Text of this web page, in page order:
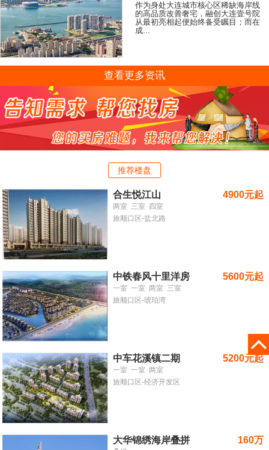
作为身处大连城市核心区稀缺海岸线
的高品质改善奢宅，融创大连壹号院
从最初亮相起便始终备受瞩目；而在
成...
查看更多资讯
推荐楼盘
合生悦江山 4900元起
两室 三室
四室
旅顺口区-盐北路
中铁春风十里洋房 5600元起
一室一室两室 三室
旅顺口区-琥珀湾
中车花溪镇二期 5200元起
一室一室两室
旅顺口区-经济开发区
大华锦绣海岸叠拼 160万